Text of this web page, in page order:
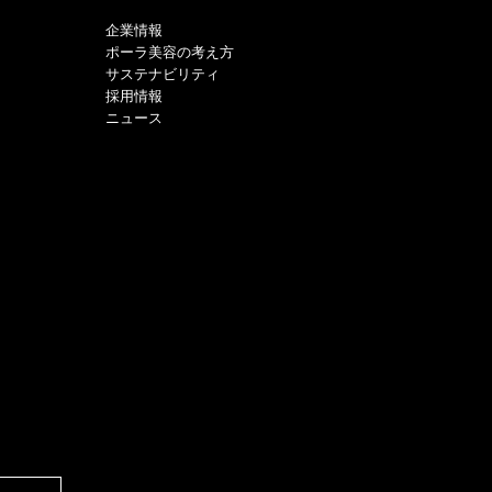
企業情報
ポーラ美容の考え方
サステナビリティ
採用情報
ニュース